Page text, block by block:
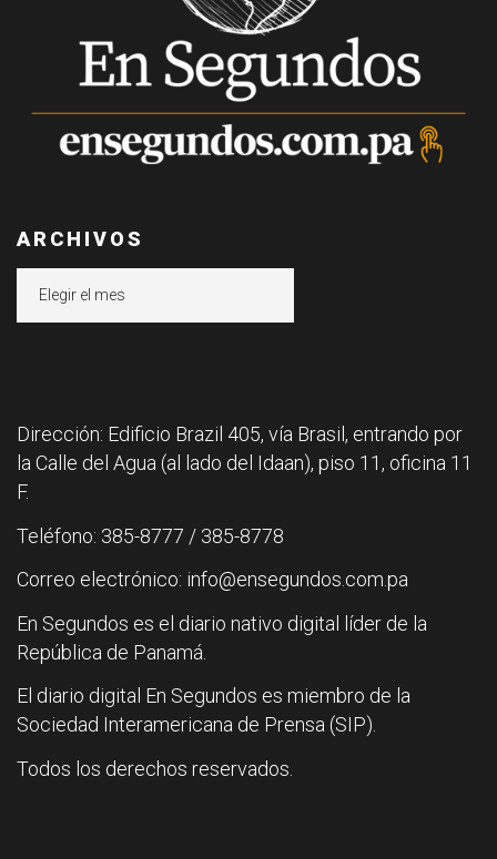
ARCHIVOS
Dirección: Edificio Brazil 405, vía Brasil, entrando por
la Calle del Agua (al lado del Idaan), piso 11, oficina 11
F.
Teléfono: 385-8777 / 385-8778
Correo electrónico: info@ensegundos.com.pa
En Segundos es el diario nativo digital líder de la
República de Panamá.
El diario digital En Segundos es miembro de la
Sociedad Interamericana de Prensa (SIP).
Todos los derechos reservados.